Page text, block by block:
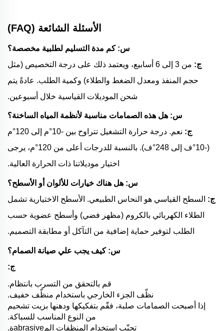
الأسئلة الشائعة (FAQ)
س: كم مدة التسليم لطلبية مخصصة؟
ج:
من 3 إلى 6 أسابيع، ويعتمد ذلك على درجة التخصيص (مثل
حجم المنفذ ومعدل الضغط والطلاء) وكمية الطلب. عادةً يتم
شحن الموديلات القياسية خلال أسبوعين.
س: هل هذه الصمامات مناسبة لأنظمة المياه الساخنة؟
ج:
نعم. درجة حرارة التشغيل تتراوح بين -10°م إلى 120°م
(-10°ف إلى 248°ف). بالنسبة للدرجات أعلى من 120°م، يرجى
اختيار موديلاتنا ذات الحرارة العالية.
س: هل هناك خيارات للألوان أو الأسطح؟
ج: السطح القياسي هو النحاس الطبيعي. الأسطح الاختيارية تشمل
الطلاء الكهربائي بالكروم (مظهر فضي) وأسطح عضوية حسب
الطلب لتوفير حماية إضافية من التآكل أو مطابقة التصميم.
س: كيف يجب علي صيانة الصمام؟
ج:
قم بالتحقق من التسرب بانتظام.
نظّف الجزء الخارجي باستخدام منظّف خفيف.
إذا أصبحت الصمامات صلبة، فقّم بتفكيكها ودهنها بزيت تشحيم
من النوع المناسب للسباكة.
تجنّب استخدام المنظفات المabrasiveة.